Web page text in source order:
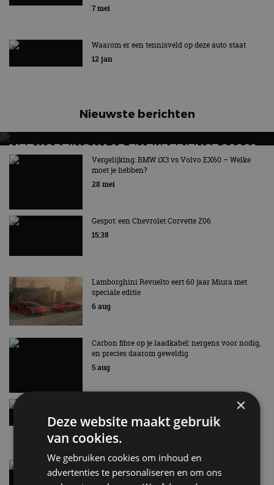
7 mei
Waarom er een tennisveld op deze auto staat
12 jan
Nieuwste berichten
MET KORTING NAAR EV EXPERIENCE 2026?
AUTORAI REGELT HET!
EV Experience 2026 van 24 tot 26 september
Vergelijking: BMW iX3 vs Volvo EX60 – Welke
moet je hebben?
28 mei
Gespot: een Chevrolet Corvette Z06
15:38
Lamborghini Revuelto eert 60 jaar Miura met
speciale editie
6 aug
Carbon fibre op je laadkabel: nergens voor nodig,
en precies daarom geweldig
5 aug
Hennessey Blackbird krijgt atmosferische V8 en
handbak: soms is eenvoud leuker
5 aug
per 100 kilometer
×
Deze website maakt gebruik
van cookies.
We gebruiken cookies om inhoud en
advertenties te personaliseren en om ons